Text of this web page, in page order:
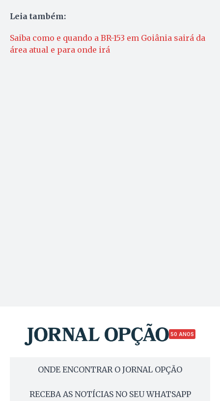
Leia também:
Saiba como e quando a BR-153 em Goiânia sairá da
área atual e para onde irá
50 ANOS
ONDE ENCONTRAR O JORNAL OPÇÃO
RECEBA AS NOTÍCIAS NO SEU WHATSAPP